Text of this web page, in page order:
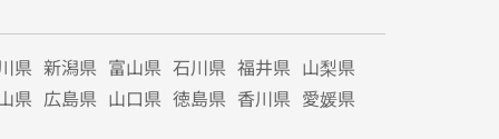
県 新潟県 富山県 石川県 福井県 山梨県
県 広島県 山口県 徳島県 香川県 愛媛県